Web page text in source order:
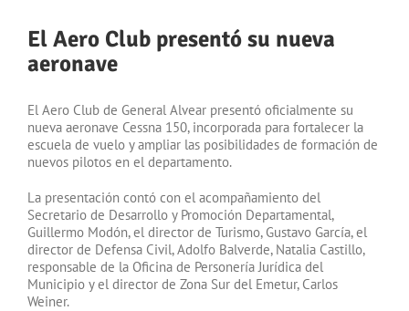
El Aero Club presentó su nueva
aeronave
El Aero Club de General Alvear presentó oficialmente su
nueva aeronave Cessna 150, incorporada para fortalecer la
escuela de vuelo y ampliar las posibilidades de formación de
nuevos pilotos en el departamento.
La presentación contó con el acompañamiento del
Secretario de Desarrollo y Promoción Departamental,
Guillermo Modón, el director de Turismo, Gustavo García, el
director de Defensa Civil, Adolfo Balverde, Natalia Castillo,
responsable de la Oficina de Personería Jurídica del
Municipio y el director de Zona Sur del Emetur, Carlos
Weiner.